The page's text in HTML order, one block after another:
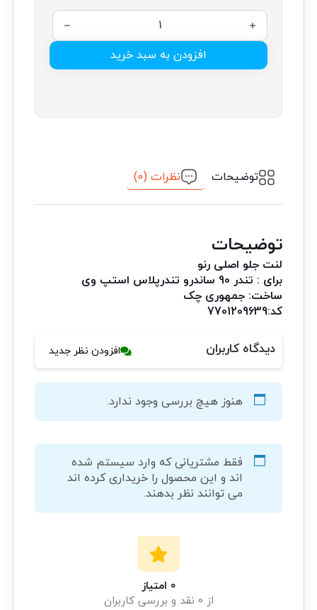
افزودن به سبد خرید
توضیحات نظرات (0)
توضیحات
لنت جلو اصلی رنو
برای : تندر 90 ساندرو تندرپلاس استپ وی
ساخت: جمهوری چک
کد:7701209639
دیدگاه کاربران افزودن نظر جدید
هنوز هیچ بررسی وجود ندارد.
فقط مشتریانی که وارد سیستم شده
اند و این محصول را خریداری کرده اند
می توانند نظر بدهند.
0 امتیاز
از 0 نقد و بررسی کاربران